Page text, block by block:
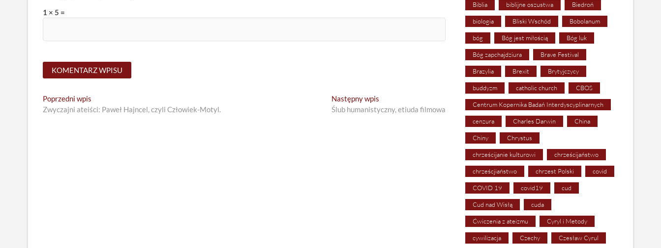
1 × 5 =
Nawigacja
wpisu
Poprzedni wpis
post:
Zwyczajni ateiści: Paweł Hajncel, czyli Człowiek-Motyl.
Następny wpis
post:
Ślub humanistyczny, etiuda filmowa
Biblia biblijne oszustwa Biedroń
biologia Bliski Wschód Bobolanum
bóg Bóg jest miłością Bóg luk
Bóg zapchajdziura Brave Festival
Brazylia Brexit Brytyjczycy
buddyzm catholic church CBOS
Centrum Kopernika Badań Interdyscyplinarnych
cenzura Charles Darwin China
Chiny Chrystus
chrześcijanie kulturowi chrześcijaństwo
chrześcjiaństwo chrzest Polski covid
COVID 19 covid19 cud
Cud nad Wisłą cuda
Ćwiczenia z ateizmu Cyryl i Metody
cywilizacja Czechy Czesław Cyrul